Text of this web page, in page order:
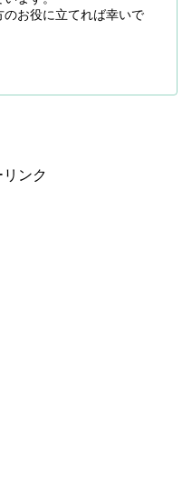
のお役に立てれば幸いで
ンク